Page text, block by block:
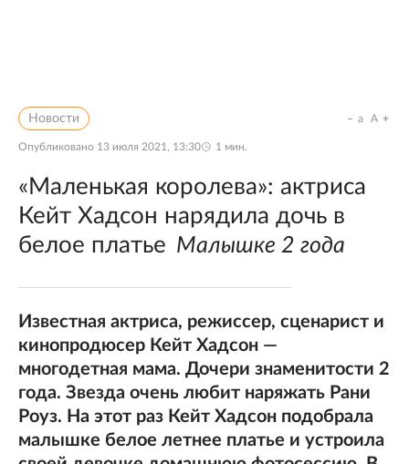
Новости
Опубликовано 13 июля 2021, 13:30 1 мин.
a A
«Маленькая королева»: актриса
Кейт Хадсон нарядила дочь в
белое платье Малышке 2 года
Известная актриса, режиссер, сценарист и
кинопродюсер Кейт Хадсон —
многодетная мама. Дочери знаменитости 2
года. Звезда очень любит наряжать Рани
Роуз. На этот раз Кейт Хадсон подобрала
малышке белое летнее платье и устроила